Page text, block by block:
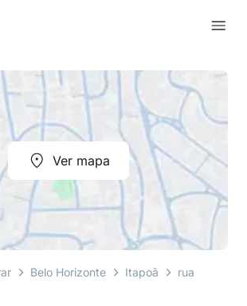
Ver mapa
Belo Horizonte Itapoã rua josé